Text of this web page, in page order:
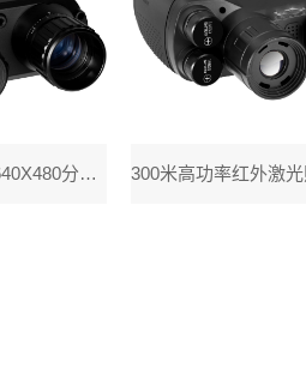
400米照明距离、640X480分辨率、高灵敏度和大动态范围图像传感芯片，2倍数